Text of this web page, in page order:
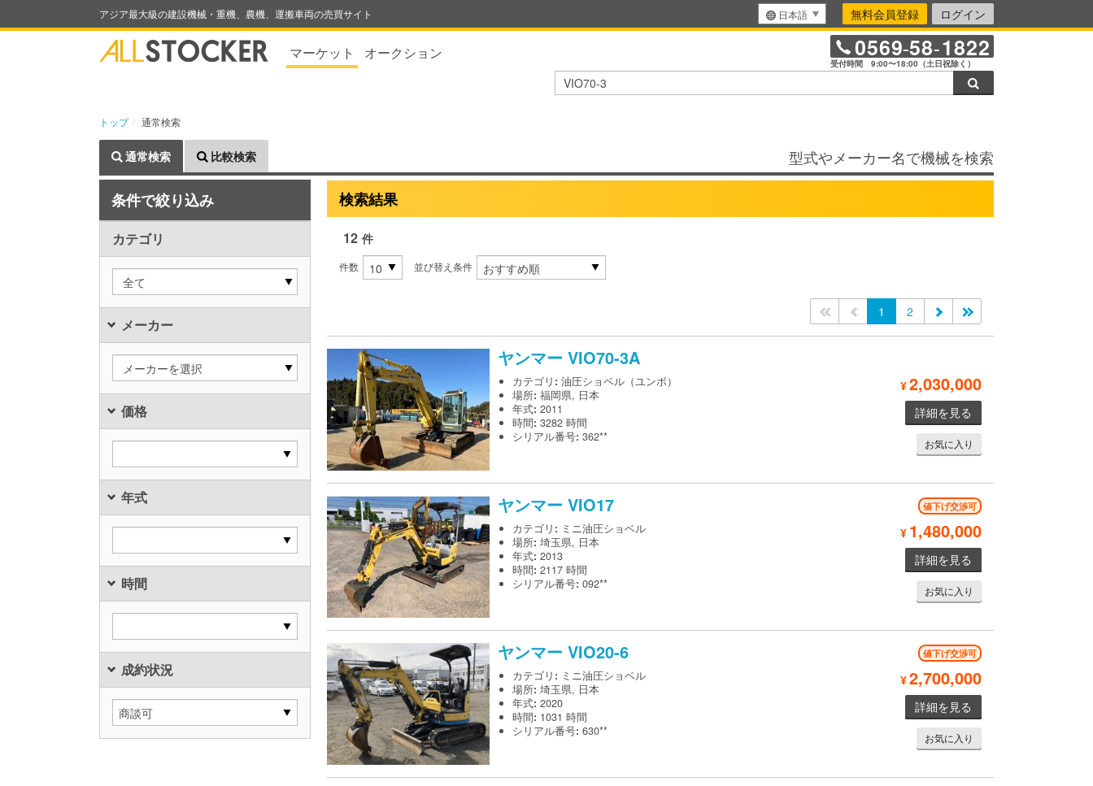
アジア最大級の建設機械・重機、農機、運搬車両の売買サイト 日本語 無料会員登録 ログイン
マーケット オークション 0569-58-1822
受付時間 9:00〜18:00（土日祝除く）
トップ 通常検索
通常検索 比較検索 型式やメーカー名で機械を検索
条件で絞り込み
カテゴリ
全て
メーカー
メーカーを選択
価格
年式
時間
成約状況
検索結果
12 件
件数 並び替え条件
<< 1 2
ヤンマー VIO70-3A
カテゴリ : 油圧ショベル（ユンボ）
場所: 福岡県, 日本
年式: 2011
時間: 3282 時間
シリアル番号: 362**
¥2,030,000
詳細を見る
お気に入り
ヤンマー VIO17 値下げ交渉可
カテゴリ : ミニ油圧ショベル
場所: 埼玉県, 日本
年式: 2013
時間: 2117 時間
シリアル番号: 092**
¥ 1,480,000
詳細を見る
お気に入り
ヤンマー VIO20-6 値下げ交渉可
カテゴリ : ミニ油圧ショベル
場所: 埼玉県, 日本
年式: 2020
時間: 1031 時間
シリアル番号: 630**
¥2,700,000
詳細を見る
お気に入り